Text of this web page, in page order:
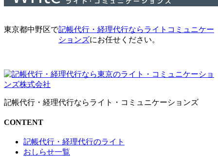
東京都中野区で記帳代行・経理代行ならライトコミュニケー
ションズにお任せください。
記帳代行・経理代行ならライト・コミュニケーションズ
CONTENT
記帳代行・経理代行のライト
おしらせ一覧